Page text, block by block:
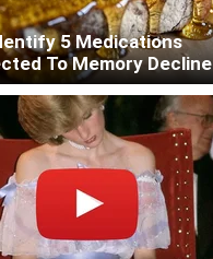
5 Medications
To Memory Decline